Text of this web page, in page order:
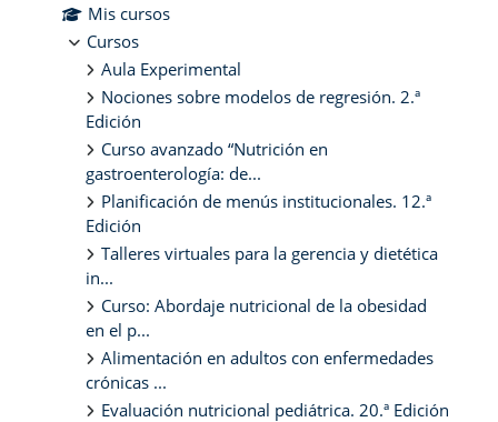
Mis cursos
Cursos
Aula Experimental
Nociones sobre modelos de regresión. 2.ª
Edición
Curso avanzado “Nutrición en
gastroenterología: de...
Planificación de menús institucionales. 12.ª
Edición
Talleres virtuales para la gerencia y dietética
in...
Curso: Abordaje nutricional de la obesidad
en el p...
Alimentación en adultos con enfermedades
crónicas ...
Evaluación nutricional pediátrica. 20.ª Edición